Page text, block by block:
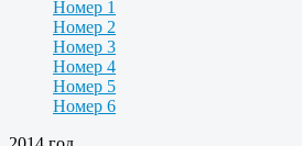
Номер 1
Номер 2
Номер 3
Номер 4
Номер 5
Номер 6